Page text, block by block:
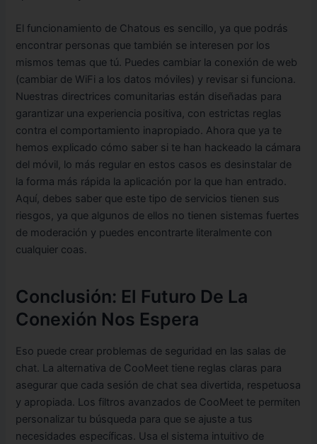
El funcionamiento de Chatous es sencillo, ya que podrás
encontrar personas que también se interesen por los
mismos temas que tú. Puedes cambiar la conexión de web
(cambiar de WiFi a los datos móviles) y revisar si funciona.
Nuestras directrices comunitarias están diseñadas para
garantizar una experiencia positiva, con estrictas reglas
contra el comportamiento inapropiado. Ahora que ya te
hemos explicado cómo saber si te han hackeado la cámara
del móvil, lo más regular en estos casos es desinstalar de
la forma más rápida la aplicación por la que han entrado.
Aquí, debes saber que este tipo de servicios tienen sus
riesgos, ya que algunos de ellos no tienen sistemas fuertes
de moderación y puedes encontrarte literalmente con
cualquier coas.
Conclusión: El Futuro De La
Conexión Nos Espera
Eso puede crear problemas de seguridad en las salas de
chat. La alternativa de CooMeet tiene reglas claras para
asegurar que cada sesión de chat sea divertida, respetuosa
y apropiada. Los filtros avanzados de CooMeet te permiten
personalizar tu búsqueda para que se ajuste a tus
necesidades específicas. Usa el sistema intuitivo de